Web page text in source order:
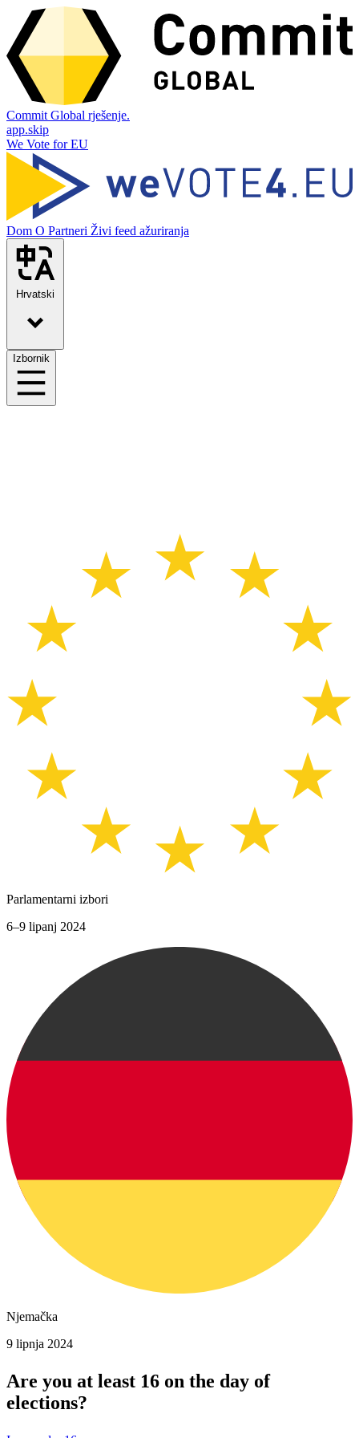
Commit Global rješenje.
app.skip
We Vote for EU
Dom O Partneri Živi feed ažuriranja
Hrvatski
Izbornik
Parlamentarni izbori
6–9 lipanj 2024
Njemačka
9 lipnja 2024
Are you at least 16 on the day of
elections?